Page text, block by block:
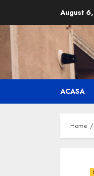
content
August
ACASA
Home